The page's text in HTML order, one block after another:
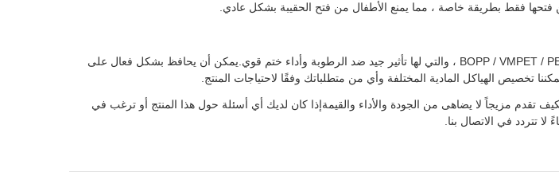
فقط بطريقة خاصة ، مما يمنع الأطفال من فتح الحقيبة بشكل عادي.
يتم تصنيع أكياس التعبئة والتغليف لدينا من مواد مركبة BOPP / VMPET / PE ، والتي لها تأثير جيد ضد الرطوبة وأداء ختم قوي.يمكن أن يحافظ بشكل فعال على
تخصيص الهياكل المادية المختلفة وأي من متطلباتك وفقًا لاحتياجات المنتج.
تقدم مزيجاً لا يضاهى من الجودة والأداء والقيمةإذا كان لديك أي أسئلة حول هذا المنتج أو ترغب في
تتردد في الاتصال بنا.